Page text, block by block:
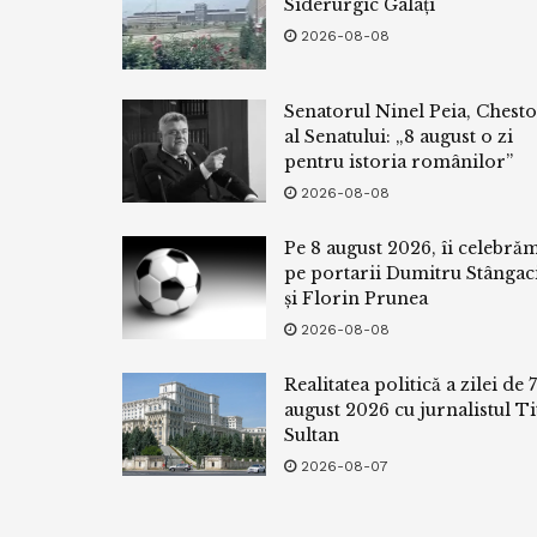
2026-08-08
Senatorul Ninel Peia,
al Senatului: „8 august o zi
pentru istoria românilor”
2026-08-08
Pe 8 august 2026, îi
pe portarii Dumitru
și Florin Prunea
2026-08-08
Realitatea politică a zilei de 7
august 2026 cu jurnalistul
Sultan
2026-08-07